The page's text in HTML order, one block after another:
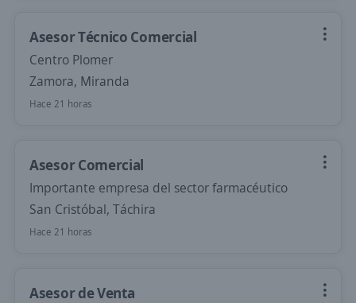
Asesor Técnico Comercial
Centro Plomer
Zamora, Miranda
Hace 21 horas
Asesor Comercial
Importante empresa del sector farmacéutico
San Cristóbal, Táchira
Hace 21 horas
Asesor de Venta